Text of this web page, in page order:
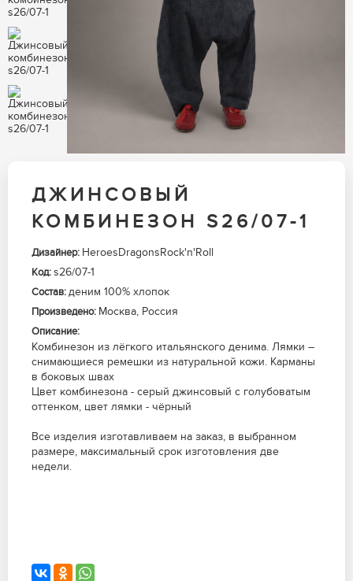
ДЖИНСОВЫЙ
КОМБИНЕЗОН S26/07-1
Дизайнер: HeroesDragonsRock'n'Roll
Код:s26/07-1
Состав:деним 100% хлопок
Произведено: Москва, Россия
Описание:
Комбинезон из лёгкого итальянского денима. Лямки –
снимающиеся ремешки из натуральной кожи. Карманы
в боковых швах
Цвет комбинезона - серый джинсовый с голубоватым
оттенком, цвет лямки - чёрный
Все изделия изготавливаем на заказ, в выбранном
размере, максимальный срок изготовления две
недели.